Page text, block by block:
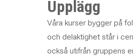
Upplägg
Våra kurser bygger på
och delaktighet står i
också utifrån gruppens